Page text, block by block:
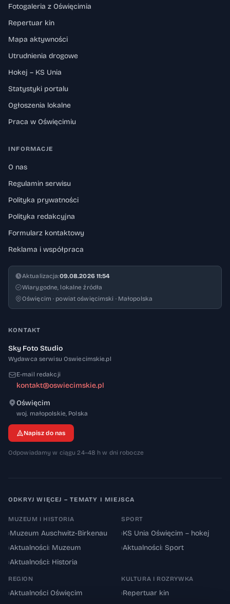
Fotogaleria z Oświęcimia
Repertuar kin
Mapa aktywności
Utrudnienia drogowe
Hokej – KS Unia
Statystyki portalu
Ogłoszenia lokalne
Praca w Oświęcimiu
INFORMACJE
O nas
Regulamin serwisu
Polityka prywatności
Polityka redakcyjna
Formularz kontaktowy
Reklama i współpraca
Aktualizacja:09.08.2026 11:54
Wiarygodne, lokalne źródła
Oświęcim · powiat oświęcimski · Małopolska
KONTAKT
Sky Foto Studio
Wydawca serwisu Oswiecimskie.pl
E-mail redakcji
kontakt@oswiecimskie.pl
Oświęcim
woj. małopolskie, 32-600
Polska
Napisz do nas
Odpowiadamy w ciągu 24–48 h w dni robocze
ODKRYJ WIĘCEJ – TEMATY I MIEJSCA
MUZEUM I HISTORIA
›Muzeum Auschwitz-Birkenau
›Aktualności: Muzeum
›Aktualności: Historia
SPORT
›KS Unia Oświęcim – hokej
›Aktualności: Sport
REGION
›Aktualności Oświęcim
KULTURA I ROZRYWKA
›Repertuar kin